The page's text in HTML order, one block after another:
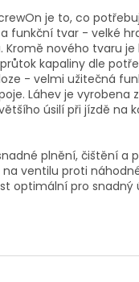
je to, co
funkční tvar - velké
Kromě nového tvaru
kapaliny dle
- velmi užitečná
Láhev je
úsilí při jízdě na
plnění, čištění a
ventilu proti
optimální pro snadný